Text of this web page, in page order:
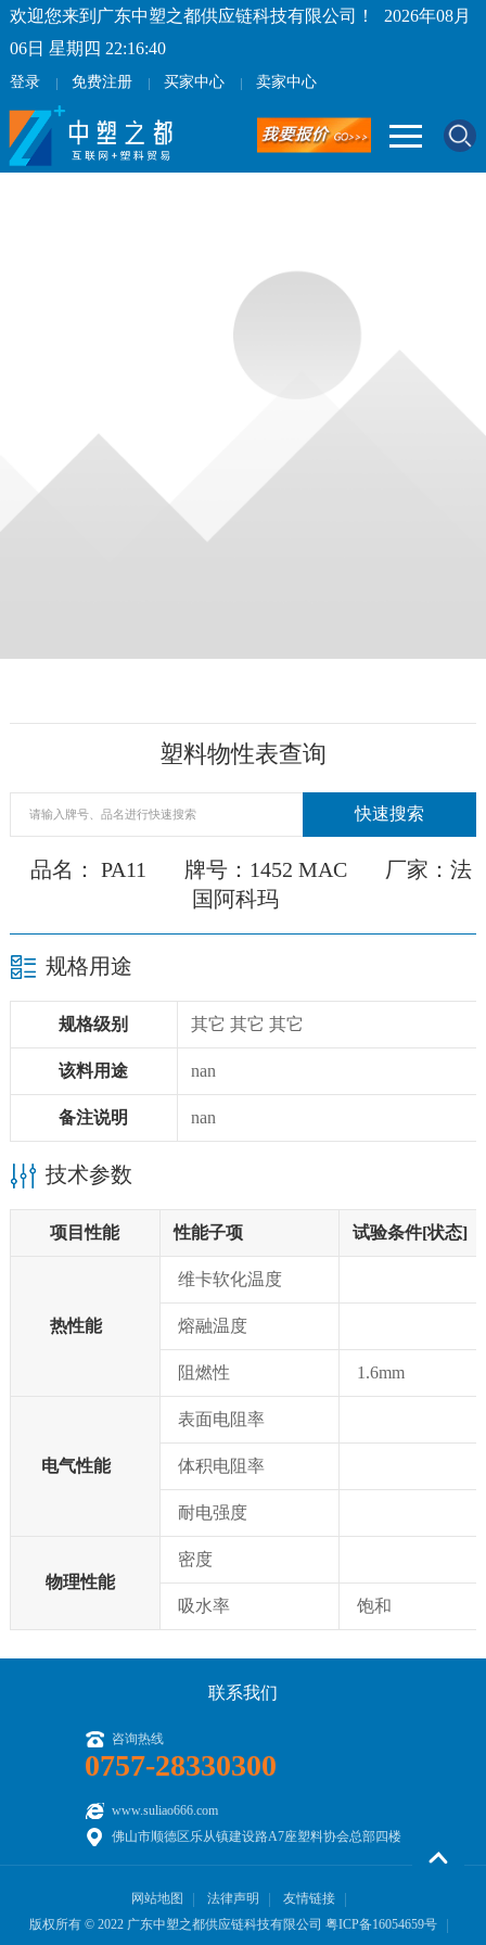
欢迎您来到广东中塑之都供应链科技有限公司！
2026年08月
06日 星期四 22:16:40
登录 免费注册 买家中心 卖家中心
塑料物性表查询
品名： PA11 牌号：1452 MAC
厂家：法
国阿科玛
规格用途
规格级别 其它 其它 其它
该料用途 nan
备注说明 nan
技术参数
项目性能 性能子项 试验条件[状态]
热性能
维卡软化温度
熔融温度
阻燃性 1.6mm
电气性能
表面电阻率
体积电阻率
耐电强度
物理性能
密度
吸水率 饱和
联系我们
咨询热线
0757-28330300
www.suliao666.com
佛山市顺德区乐从镇建设路A7座塑料协会总部四楼
网站地图 法律声明
友情链接
版权所有 © 2022 广东中塑之都供应链科技有限公司 粤ICP备16054659号